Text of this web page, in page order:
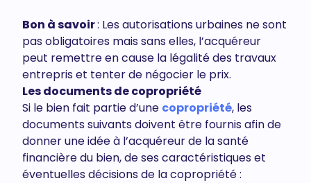
Bon à savoir: Les autorisations urbaines ne sont
pas obligatoires mais sans elles, l’acquéreur
peut remettre en cause la légalité des travaux
entrepris et tenter de négocier le prix.
Les documents de copropriété
Si le bien fait partie d’une copropriété, les
documents suivants doivent être fournis afin de
donner une idée à l’acquéreur de la santé
financière du bien, de ses caractéristiques et
éventuelles décisions de la copropriété :